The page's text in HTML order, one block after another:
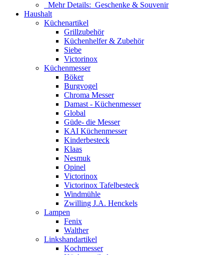
Mehr Details: Geschenke & Souvenir
Haushalt
Küchenartikel
Grillzubehör
Küchenhelfer & Zubehör
Siebe
Victorinox
Küchenmesser
Böker
Burgvogel
Chroma Messer
Damast - Küchenmesser
Global
Güde- die Messer
KAI Küchenmesser
Kinderbesteck
Klaas
Nesmuk
Opinel
Victorinox
Victorinox Tafelbesteck
Windmühle
Zwilling J.A. Henckels
Lampen
Fenix
Walther
Linkshandartikel
Kochmesser